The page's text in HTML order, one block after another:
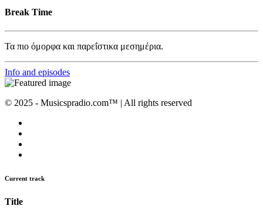
Break Time
Τα πιο όμορφα και παρεΐστικα μεσημέρια.
Info and episodes
© 2025 - Musicspradio.com™ | All rights reserved
Current track
Title